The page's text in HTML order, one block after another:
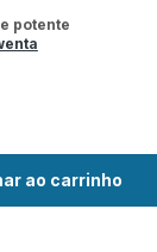
ao carrinho
potente